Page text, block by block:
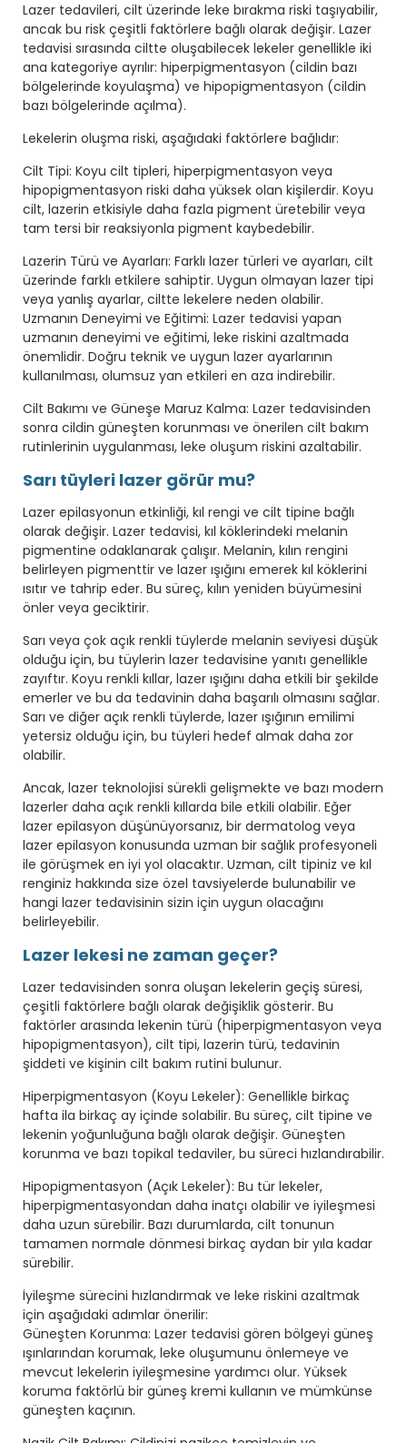
Lazer tedavileri, cilt üzerinde leke bırakma riski taşıyabilir,
ancak bu risk çeşitli faktörlere bağlı olarak değişir. Lazer
tedavisi sırasında ciltte oluşabilecek lekeler genellikle iki
ana kategoriye ayrılır: hiperpigmentasyon (cildin bazı
bölgelerinde koyulaşma) ve hipopigmentasyon (cildin
bazı bölgelerinde açılma).
Lekelerin oluşma riski, aşağıdaki faktörlere bağlıdır:
Cilt Tipi: Koyu cilt tipleri, hiperpigmentasyon veya
hipopigmentasyon riski daha yüksek olan kişilerdir. Koyu
cilt, lazerin etkisiyle daha fazla pigment üretebilir veya
tam tersi bir reaksiyonla pigment kaybedebilir.
Lazerin Türü ve Ayarları: Farklı lazer türleri ve ayarları, cilt
üzerinde farklı etkilere sahiptir. Uygun olmayan lazer tipi
veya yanlış ayarlar, ciltte lekelere neden olabilir.
Uzmanın Deneyimi ve Eğitimi: Lazer tedavisi yapan
uzmanın deneyimi ve eğitimi, leke riskini azaltmada
önemlidir. Doğru teknik ve uygun lazer ayarlarının
kullanılması, olumsuz yan etkileri en aza indirebilir.
Cilt Bakımı ve Güneşe Maruz Kalma: Lazer tedavisinden
sonra cildin güneşten korunması ve önerilen cilt bakım
rutinlerinin uygulanması, leke oluşum riskini azaltabilir.
Sarı tüyleri lazer görür mu?
Lazer epilasyonun etkinliği, kıl rengi ve cilt tipine bağlı
olarak değişir. Lazer tedavisi, kıl köklerindeki melanin
pigmentine odaklanarak çalışır. Melanin, kılın rengini
belirleyen pigmenttir ve lazer ışığını emerek kıl köklerini
ısıtır ve tahrip eder. Bu süreç, kılın yeniden büyümesini
önler veya geciktirir.
Sarı veya çok açık renkli tüylerde melanin seviyesi düşük
olduğu için, bu tüylerin lazer tedavisine yanıtı genellikle
zayıftır. Koyu renkli kıllar, lazer ışığını daha etkili bir şekilde
emerler ve bu da tedavinin daha başarılı olmasını sağlar.
Sarı ve diğer açık renkli tüylerde, lazer ışığının emilimi
yetersiz olduğu için, bu tüyleri hedef almak daha zor
olabilir.
Ancak, lazer teknolojisi sürekli gelişmekte ve bazı modern
lazerler daha açık renkli kıllarda bile etkili olabilir. Eğer
lazer epilasyon düşünüyorsanız, bir dermatolog veya
lazer epilasyon konusunda uzman bir sağlık profesyoneli
ile görüşmek en iyi yol olacaktır. Uzman, cilt tipiniz ve kıl
renginiz hakkında size özel tavsiyelerde bulunabilir ve
hangi lazer tedavisinin sizin için uygun olacağını
belirleyebilir.
Lazer lekesi ne zaman geçer?
Lazer tedavisinden sonra oluşan lekelerin geçiş süresi,
çeşitli faktörlere bağlı olarak değişiklik gösterir. Bu
faktörler arasında lekenin türü (hiperpigmentasyon veya
hipopigmentasyon), cilt tipi, lazerin türü, tedavinin
şiddeti ve kişinin cilt bakım rutini bulunur.
Hiperpigmentasyon (Koyu Lekeler): Genellikle birkaç
hafta ila birkaç ay içinde solabilir. Bu süreç, cilt tipine ve
lekenin yoğunluğuna bağlı olarak değişir. Güneşten
korunma ve bazı topikal tedaviler, bu süreci hızlandırabilir.
Hipopigmentasyon (Açık Lekeler): Bu tür lekeler,
hiperpigmentasyondan daha inatçı olabilir ve iyileşmesi
daha uzun sürebilir. Bazı durumlarda, cilt tonunun
tamamen normale dönmesi birkaç aydan bir yıla kadar
sürebilir.
İyileşme sürecini hızlandırmak ve leke riskini azaltmak
için aşağıdaki adımlar önerilir:
Güneşten Korunma: Lazer tedavisi gören bölgeyi güneş
ışınlarından korumak, leke oluşumunu önlemeye ve
mevcut lekelerin iyileşmesine yardımcı olur. Yüksek
koruma faktörlü bir güneş kremi kullanın ve mümkünse
güneşten kaçının.